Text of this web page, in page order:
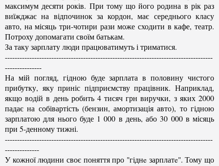
максимум десяти років. При тому що його родина в рік раз
виїжджає на відпочинок за кордон, має середнього класу
авто, на місяць три-чотири рази може сходити в кафе, театр.
Потроху допомагати своїм батькам.
За таку зарплату люди працюватимуть і триматися.
-------------------------------------------------------------------------------------
---------------
На мій погляд, гідною буде зарплата в половину чистого
прибутку, яку приніс підприємству працівник. Наприклад,
якщо водій в день робить 4 тисяч грн виручки, з яких 2000
падає на собівартість (бензин, амортизація авто), то гідною
зарплатою для нього буде 1 000 в день, або 30 000 в місяць
при 5-денному тижні.
-------------------------------------------------------------------------------------
--------------
У кожної людини своє поняття про "гіднe зарплатe". Тому що